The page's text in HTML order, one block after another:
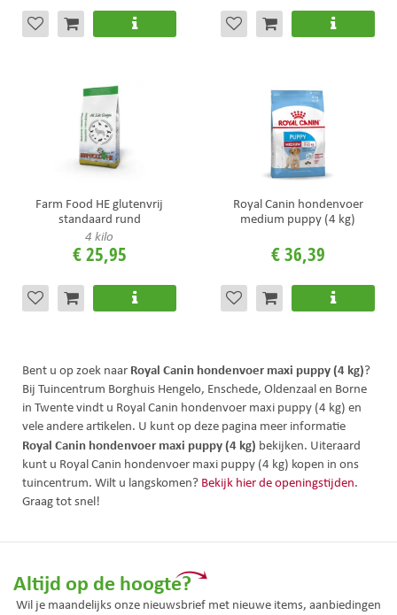
Farm Food HE glutenvrij
standaard rund
4 kilo
€25,95
Royal Canin hondenvoer
medium puppy (4 kg)
€36,39
Bent u op zoek naar Royal Canin hondenvoer maxi puppy (4 kg)?
Bij Tuincentrum Borghuis Hengelo, Enschede, Oldenzaal en Borne
in Twente vindt u Royal Canin hondenvoer maxi puppy (4 kg) en
vele andere artikelen. U kunt op deze pagina meer informatie
Royal Canin hondenvoer maxi puppy (4 kg) bekijken. Uiteraard
kunt u Royal Canin hondenvoer maxi puppy (4 kg) kopen in ons
tuincentrum. Wilt u langskomen? Bekijk hier de openingstijden.
Graag tot snel!
Altijd op de hoogte?
Wil je maandelijks onze nieuwsbrief met nieuwe items, aanbiedingen